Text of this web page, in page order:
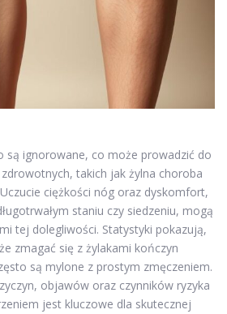
są ignorowane, co może prowadzić do
takich jak żylna choroba
ciężkości nóg oraz dyskomfort,
staniu czy siedzeniu, mogą
tej dolegliwości. Statystyki pokazują,
zmagać się z żylakami kończyn
są mylone z prostym zmęczeniem.
objawów oraz czynników ryzyka
jest kluczowe dla skutecznej